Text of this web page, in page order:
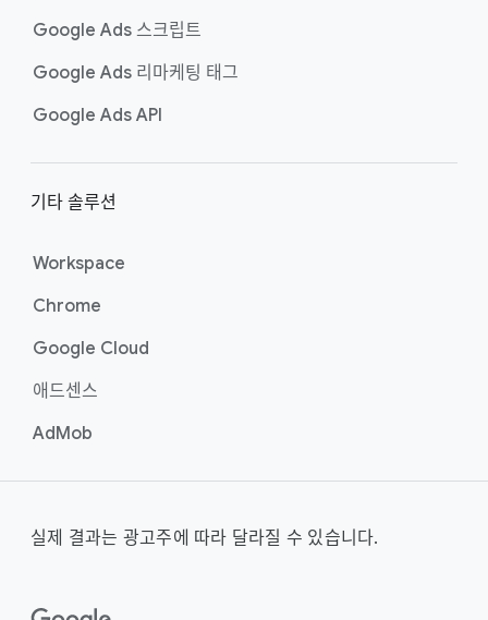
Google Ads 스크립트
Google Ads 리마케팅 태그
Google Ads API
기타 솔루션
Workspace
Chrome
Google Cloud
애드센스
AdMob
실제 결과는 광고주에 따라 달라질 수 있습니다.